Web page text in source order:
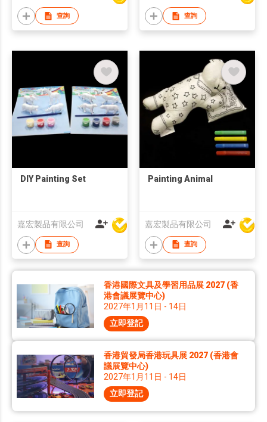
查詢 查詢
DIY Painting Set
嘉宏製品有限公司
查詢
Painting Animal
嘉宏製品有限公司
查詢
香港國際文具及學習用品展 2027 (香
港會議展覽中心)
2027年1月11日 - 14日
立即登記
香港貿發局香港玩具展 2027 (香港會
議展覽中心)
2027年1月11日 - 14日
立即登記